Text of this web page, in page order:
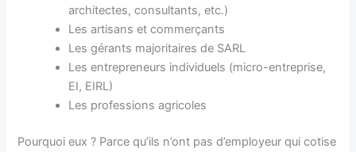
architectes, consultants, etc.)
Les artisans et commerçants
Les gérants majoritaires de SARL
Les entrepreneurs individuels (micro-entreprise,
EI, EIRL)
Les professions agricoles
Pourquoi eux ? Parce qu’ils n’ont pas d’employeur qui cotise